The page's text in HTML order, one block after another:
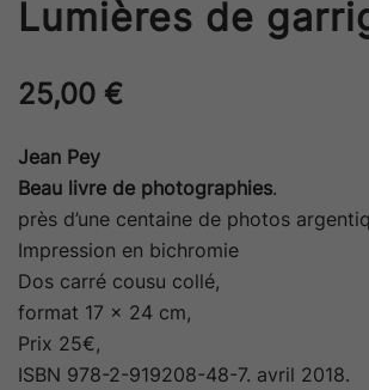
Lumières de
25,00 €
Jean Pey
Beau livre de photographies.
près d’une centaine de photos
Impression en bichromie
Dos carré cousu collé,
format 17 x 24 cm,
Prix 25€,
ISBN 978-2-919208-48-7. avril 2018.